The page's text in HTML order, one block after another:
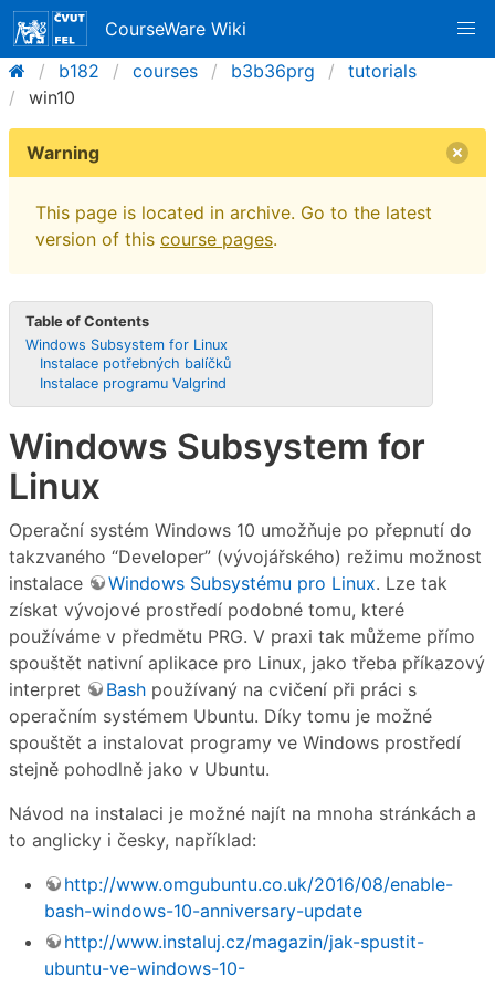
CourseWare Wiki
b182
courses b3b36prg
tutorials
win10
Warning
This page is located in archive. Go to the latest
version of this course pages.
Table of Contents
Windows Subsystem for Linux
Instalace potřebných balíčků
Instalace programu Valgrind
Windows Subsystem for
Linux
Operační systém Windows 10 umožňuje po přepnutí do
takzvaného “Developer” (vývojářského) režimu možnost
instalace
Windows Subsystému pro Linux. Lze tak
získat vývojové prostředí podobné tomu, které
používáme v předmětu PRG. V praxi tak můžeme přímo
spouštět nativní aplikace pro Linux, jako třeba příkazový
interpret
Bash používaný na cvičení při práci s
operačním systémem Ubuntu. Díky tomu je možné
spouštět a instalovat programy ve Windows prostředí
stejně pohodlně jako v Ubuntu.
Návod na instalaci je možné najít na mnoha stránkách a
to anglicky i česky, například:
http://www.omgubuntu.co.uk/2016/08/enable-
bash-windows-10-anniversary-update
http://www.instaluj.cz/magazin/jak-spustit-
ubuntu-ve-windows-10-